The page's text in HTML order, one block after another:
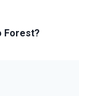
Forest?